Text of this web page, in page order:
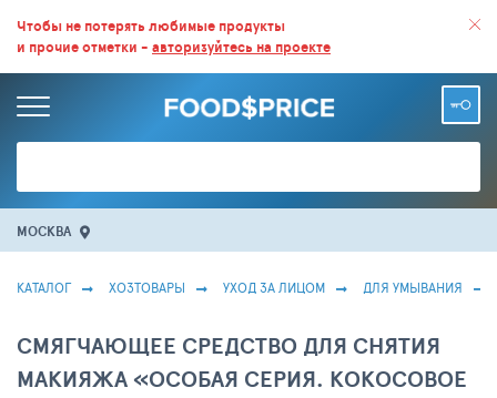
ВСЕ СКИДКИ И ВЫГОДНЫЕ ЦЕНЫ НА ПРОДУКТЫ В МАГАЗИНАХ.
БОЛЬШЕ 100 000 ТОВАРОВ. ЕЖЕДНЕВНОЕ ОБНОВЛЕНИЕ ЦЕН.
Чтобы не потерять любимые продукты
и прочие отметки - авторизуйтесь на проекте
МОСКВА
КАТАЛОГ ХОЗТОВАРЫ УХОД ЗА ЛИЦОМ ДЛЯ УМЫВАНИЯ
СМЯГЧАЮЩЕЕ СРЕДСТВО ДЛЯ СНЯТИЯ
МАКИЯЖА «ОСОБАЯ СЕРИЯ. КОКОСОВОЕ